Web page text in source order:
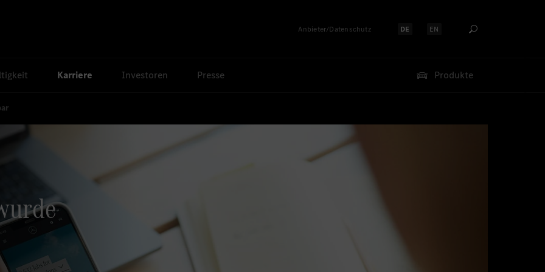
Anbieter/Datenschutz Sprache auswählen:
DE Sprache auswählen:
EN
Karriere Investoren Presse Produkte